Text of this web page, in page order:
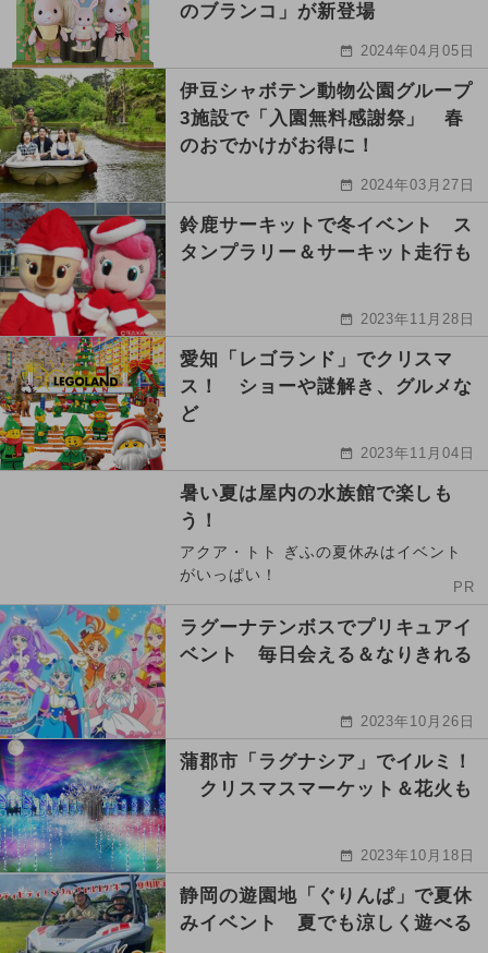
のブランコ」が新登場
2024年04月05日
伊豆シャボテン動物公園グループ
3施設で「入園無料感謝祭」 春
のおでかけがお得に！
2024年03月27日
鈴鹿サーキットで冬イベント ス
タンプラリー＆サーキット走行も
2023年11月28日
愛知「レゴランド」でクリスマ
ス！ ショーや謎解き、グルメな
ど
2023年11月04日
暑い夏は屋内の水族館で楽しも
う！
アクア・トト ぎふの夏休みはイベント
がいっぱい！
PR
ラグーナテンボスでプリキュアイ
ベント 毎日会える＆なりきれる
2023年10月26日
蒲郡市「ラグナシア」でイルミ！
クリスマスマーケット＆花火も
2023年10月18日
静岡の遊園地「ぐりんぱ」で夏休
みイベント 夏でも涼しく遊べる